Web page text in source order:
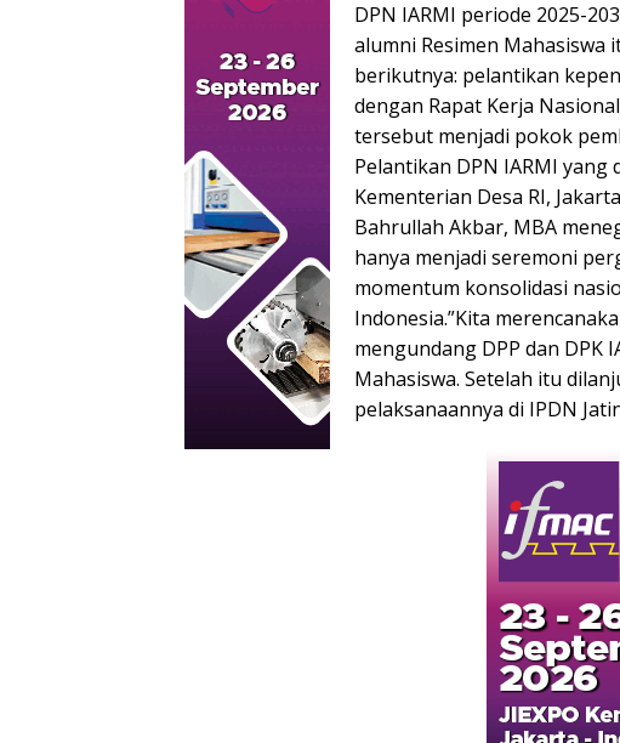
DPN IARMI periode 2025-
alumni Resimen
berikutnya: pelantikan
dengan Rapat Kerja
tersebut menjadi pokok
Pelantikan DPN IARMI yang
Kementerian Desa RI,
Bahrullah Akbar, MBA
hanya menjadi seremoni
momentum konsolidasi
Indonesia.”Kita
mengundang DPP dan DPK
Mahasiswa. Setelah itu
pelaksanaannya di IPDN